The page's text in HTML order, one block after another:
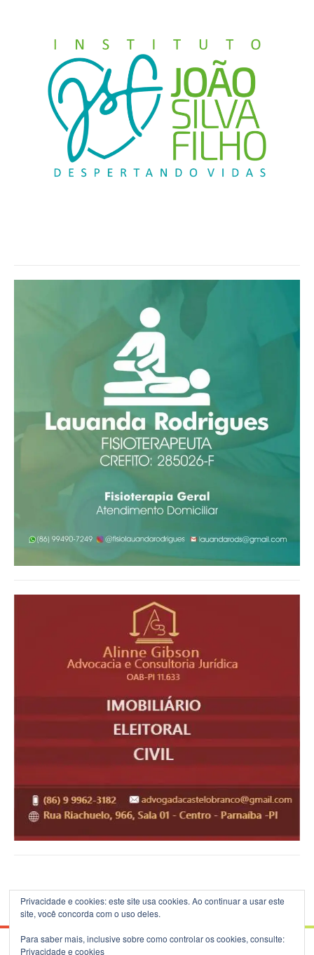
Privacidade e cookies: este site usa cookies. Ao continuar a usar este
site, você concorda com o uso deles.
Para saber mais, inclusive sobre como controlar os cookies, consulte:
Privacidade e cookies